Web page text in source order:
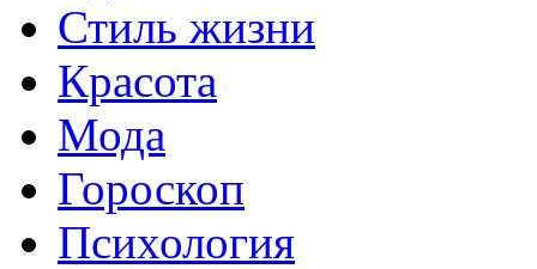
Стиль жизни
Красота
Мода
Гороскоп
Психология